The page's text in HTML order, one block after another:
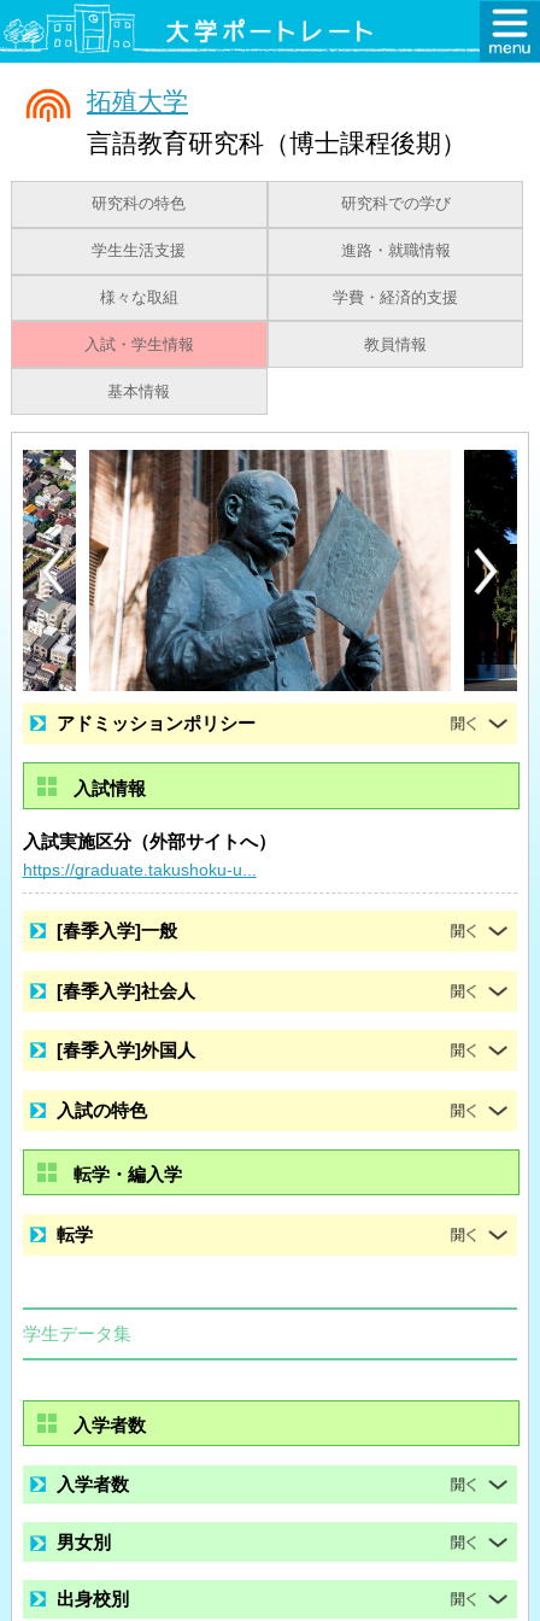
拓殖大学
言語教育研究科（博士課程後期）
研究科の特色 研究科での学び
学生生活支援 進路・就職情報
様々な取組 学費・経済的支援
入試・学生情報 教員情報
基本情報
アドミッションポリシー
入試情報
入試実施区分（外部サイトへ）
https://graduate.takushoku-u...
[春季入学]一般
[春季入学]社会人
[春季入学]外国人
入試の特色
転学・編入学
転学
学生データ集
入学者数
入学者数
男女別
出身校別